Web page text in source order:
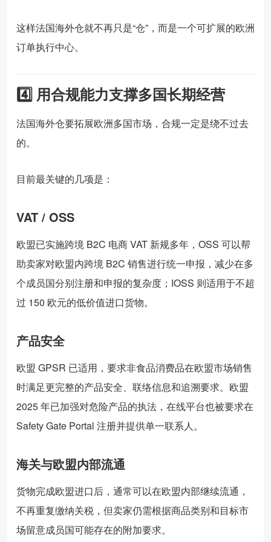
这样法国海外仓就不再只是“仓”，而是一个可扩展的欧洲
订单执行中心。
4️⃣ 用合规能力支撑多国长期经营
法国海外仓要拓展欧洲多国市场，合规一定是绕不过去
的。
目前最关键的几项是：
VAT / OSS
欧盟已实施跨境 B2C 电商 VAT 新规多年，OSS 可以帮
助卖家对欧盟内跨境 B2C 销售进行统一申报，减少在多
个成员国分别注册和申报的复杂度；IOSS 则适用于不超
过 150 欧元的低价值进口货物。
产品安全
欧盟 GPSR 已适用，要求非食品消费品在欧盟市场销售
时满足更完整的产品安全、联络信息和追溯要求。欧盟
2025 年已加强对危险产品的执法，在线平台也被要求在
Safety Gate Portal 注册并提供单一联系人。
海关与欧盟内部流通
货物完成欧盟进口后，通常可以在欧盟内部继续流通，
不再重复缴纳关税，但卖家仍需根据商品类别和目标市
场留意成员国可能存在的附加要求。